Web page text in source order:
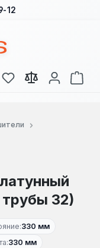
12
У вас есть товары
В
32)
330 мм
330 мм